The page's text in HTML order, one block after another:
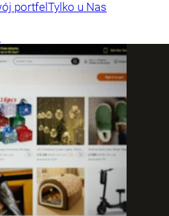
portfelTylko u Nas